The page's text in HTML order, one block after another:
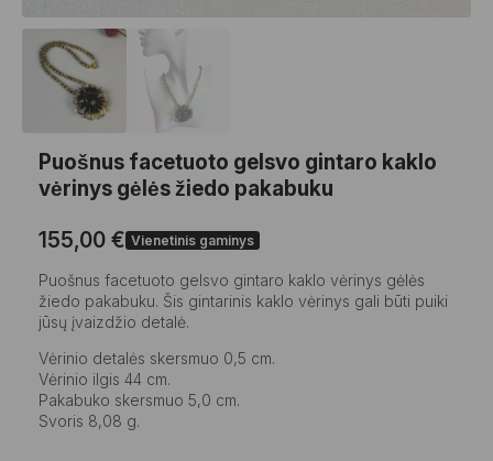
Puošnus facetuoto gelsvo gintaro kaklo
vėrinys gėlės žiedo pakabuku
155,00 € Vienetinis gaminys
Puošnus facetuoto gelsvo gintaro kaklo vėrinys gėlės
žiedo pakabuku. Šis gintarinis kaklo vėrinys gali būti puiki
jūsų įvaizdžio detalė.
Vėrinio detalės skersmuo 0,5 cm.
Vėrinio ilgis 44 cm.
Pakabuko skersmuo 5,0 cm.
Svoris 8,08 g.